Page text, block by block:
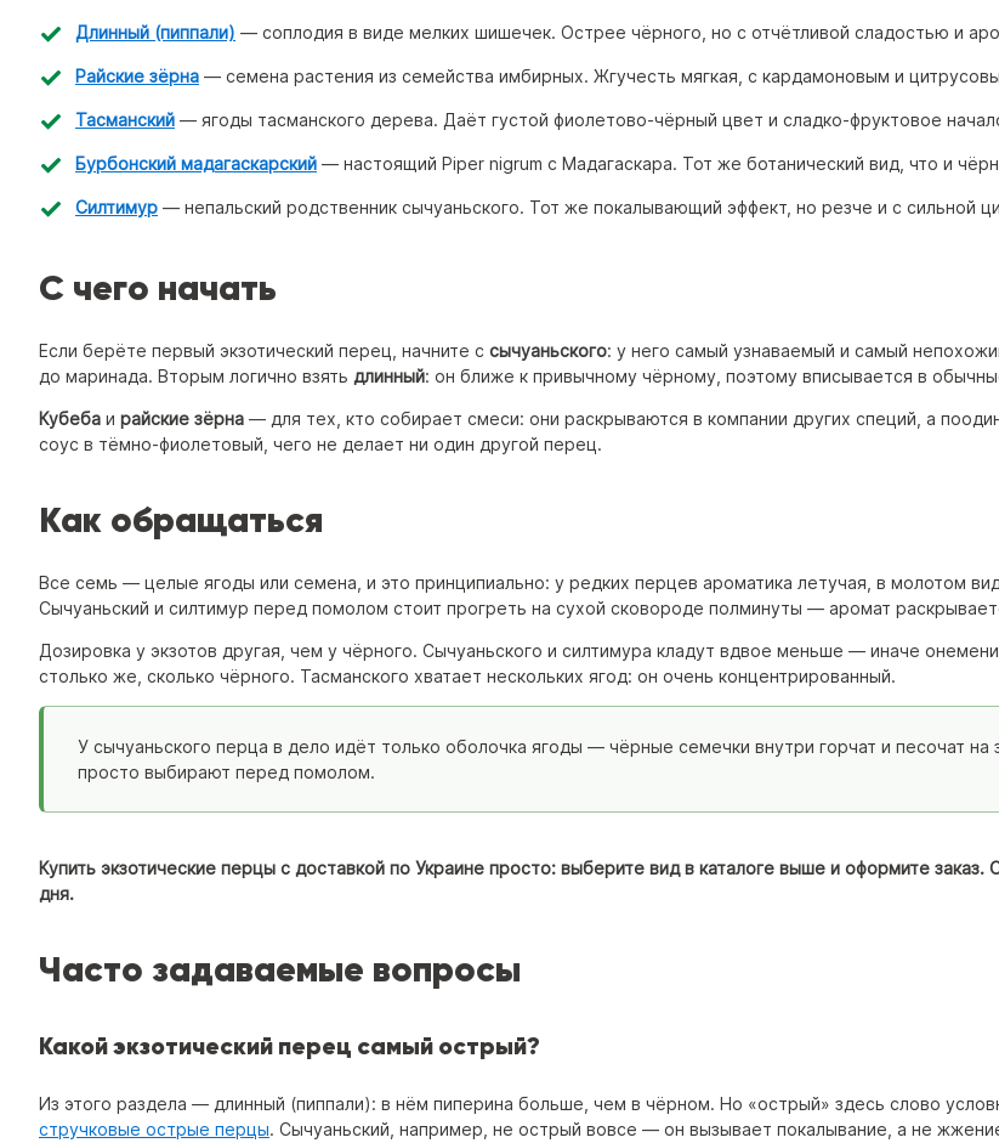
Длинный (пиппали) — соплодия в виде мелких шишечек. Острее чёрного, но с отчётливой сладостью и
Райские зёрна — семена растения из семейства имбирных. Жгучесть мягкая, с кардамоновым и
Тасманский — ягоды тасманского дерева. Даёт густой фиолетово-чёрный цвет и сладко-фруктовое
Бурбонский мадагаскарский — настоящий Piper nigrum с Мадагаскара. Тот же ботанический вид, что и
Силтимур — непальский родственник сычуаньского. Тот же покалывающий эффект, но резче и с сильной
С чего начать
Если берёте первый экзотический перец, начните с сычуаньского: у него самый узнаваемый и самый
до маринада. Вторым логично взять длинный: он ближе к привычному чёрному, поэтому вписывается в
Кубеба и райские зёрна — для тех, кто собирает смеси: они раскрываются в компании других специй, а
соус в тёмно-фиолетовый, чего не делает ни один другой перец.
Как обращаться
Все семь — целые ягоды или семена, и это принципиально: у редких перцев ароматика летучая, в молотом
Сычуаньский и силтимур перед помолом стоит прогреть на сухой сковороде полминуты — аромат
Дозировка у экзотов другая, чем у чёрного. Сычуаньского и силтимура кладут вдвое меньше — иначе
столько же, сколько чёрного. Тасманского хватает нескольких ягод: он очень концентрированный.
У сычуаньского перца в дело идёт только оболочка ягоды — чёрные семечки внутри горчат и песочат
просто выбирают перед помолом.
Купить экзотические перцы с доставкой по Украине просто: выберите вид в каталоге выше и оформите
дня.
Часто задаваемые вопросы
Какой экзотический перец самый острый?
Из этого раздела — длинный (пиппали): в нём пиперина больше, чем в чёрном. Но «острый» здесь слово
стручковые острые перцы. Сычуаньский, например, не острый вовсе — он вызывает покалывание, а не